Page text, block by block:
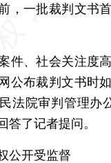
，一批裁判文书
、社会关注度高
公布裁判文书时
法院审判管理办
答了记者提问。
开受监督